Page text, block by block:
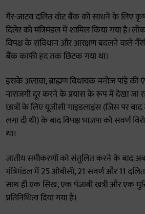
गैर-जाटव दलित वोट बैंक को साधने के लिए
दिलेर को मंत्रिमंडल में शामिल किया गया है।
विपक्ष के संविधान और आरक्षण बदलने वाले
बैंक काफी हद तक छिटक गया था।
इसके अलावा, ब्राह्मण विधायक मनोज पांडे की
नाराजगी दूर करने के प्रयास के रूप में देखा जा
छात्रों के लिए यूजीसी गाइडलाइंस (जिस पर बाद
लगा दी थी) के बाद विपक्ष भाजपा को सवर्ण
था।
जातीय समीकरणों को संतुलित करने के बाद
मंत्रिमंडल में 25 ओबीसी, 21 सवर्ण और 11
साथ ही एक सिख, एक पंजाबी खत्री और एक
प्रतिनिधित्व दिया गया है।